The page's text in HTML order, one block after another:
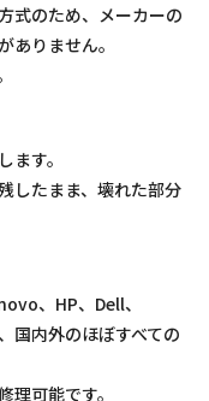
式のため、メーカーの
ありません。
す。
したまま、壊れた部分
、HP、Dell、
国内外のほぼすべての
可能です。